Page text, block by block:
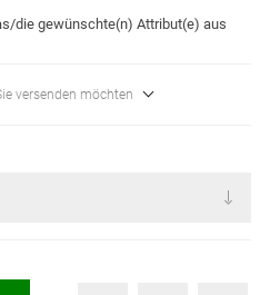
die gewünschte(n) Attribut(e) aus
versenden möchten